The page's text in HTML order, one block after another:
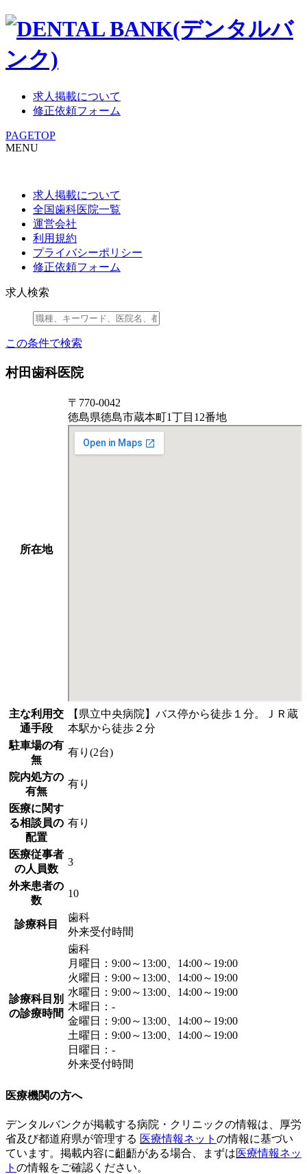
求人掲載について
修正依頼フォーム
PAGETOP
MENU
求人掲載について
全国歯科医院一覧
運営会社
利用規約
プライバシーポリシー
修正依頼フォーム
求人検索
この条件で検索
村田歯科医院
所在地
〒770-0042
徳島県徳島市蔵本町1丁目12番地
主な利用交
通手段
【県立中央病院】バス停から徒歩１分。ＪＲ蔵
本駅から徒歩２分
駐車場の有
無
有り(2台)
院内処方の
有無
有り
医療に関す
る相談員の
配置
有り
医療従事者
の人員数
3
外来患者の
数
10
診療科目
歯科
外来受付時間
診療科目別
の診療時間
歯科
月曜日：9:00～13:00、14:00～19:00
火曜日：9:00～13:00、14:00～19:00
水曜日：9:00～13:00、14:00～19:00
木曜日：-
金曜日：9:00～13:00、14:00～19:00
土曜日：9:00～13:00、14:00～19:00
日曜日：-
外来受付時間
医療機関の方へ
デンタルバンクが掲載する病院・クリニックの情報は、厚労
省及び都道府県が管理する 医療情報ネット の情報に基づい
ています。掲載内容に齟齬がある場合、まずは医療情報ネッ
ト の情報をご確認ください。